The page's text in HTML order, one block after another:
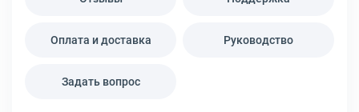
Оплата и доставка Руководство
Задать вопрос